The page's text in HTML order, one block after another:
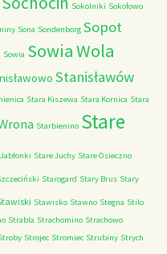
Sokolniki Sokołowo
Sona Sondenborg Sopot
Sowia Sowia Wola
Stanisławów
Stara Kiszewa Stara Kornica Stara
Starbienino Stare
Stare Juchy Stare Osieczno
Starogard Stary Brus Stary
Stawisko Stawno Stegna Stilo
Strabla Strachomino Strachowo
Strojec Stromiec Strubiny Strych